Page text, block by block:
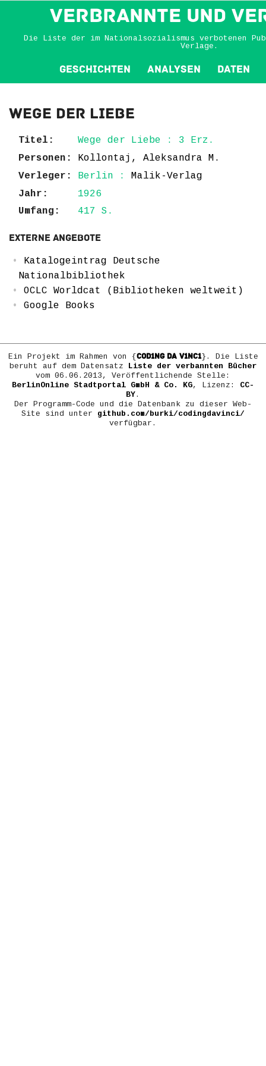
VERBRANNTE und
Die Liste der im Nationalsozialismus verbotenen
Verlage.
Geschichten Analysen Daten
Wege der Liebe
Titel:
Wege der Liebe : 3 Erz.
Personen:
Kollontaj, Aleksandra M.
Verleger:
Berlin : Malik-Verlag
Jahr:
1926
Umfang:
417 S.
Externe Angebote
Katalogeintrag Deutsche
Nationalbibliothek
OCLC Worldcat (Bibliotheken weltweit)
Google Books
Ein Projekt im Rahmen von {COD1NG DA V1NC1}. Die Liste
beruht auf dem Datensatz Liste der verbannten Bücher
vom 06.06.2013, Veröffentlichende Stelle:
BerlinOnline Stadtportal GmbH & Co. KG, Lizenz: CC-
BY.
Der Programm-Code und die Datenbank zu dieser Web-
Site sind unter github.com/burki/codingdavinci/
verfügbar.